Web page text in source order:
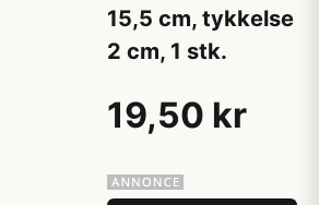
15,5 cm, tykkelse
2 cm, 1 stk.
19,50 kr